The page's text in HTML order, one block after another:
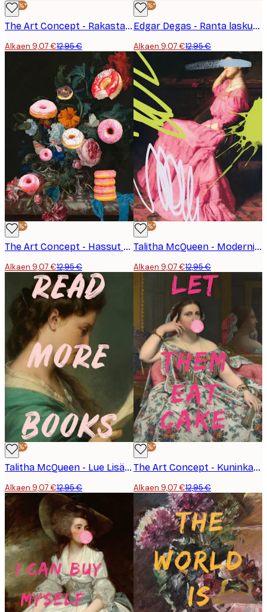
-30%*
The Art Concept - Rakasta minua Luota minuun Nainen Juliste
Alkaen 9,07 €12,95 €
-30%*
Edgar Degas - Ranta laskuveden aikaan Juliste
Alkaen 9,07 €12,95 €
-30%*
The Art Concept - Hassut Donitsikukat Juliste
Alkaen 9,07 €12,95 €
-30%*
Talitha McQueen - Moderni Pinkki Muotokuva Juliste
Alkaen 9,07 €12,95 €
-30%*
Talitha McQueen - Lue Lisää Kirjoja Juliste
Alkaen 9,07 €12,95 €
-30%*
The Art Concept - Kuninkaallinen Purukumi Muotokuva Juliste
Alkaen 9,07 €12,95 €